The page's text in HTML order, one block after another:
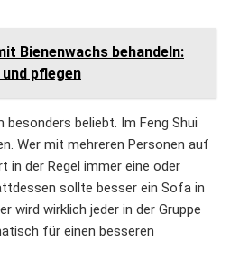
Bienenwachs behandeln:
pflegen
beliebt. Im Feng Shui
Wer mit mehreren Personen auf
in der Regel immer eine oder
sollte besser ein Sofa in
wird wirklich jeder in der Gruppe
für einen besseren